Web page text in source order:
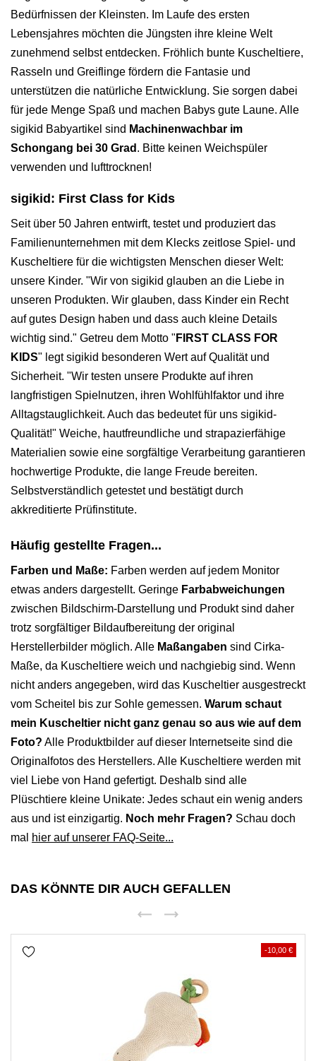
Bedürfnissen der Kleinsten. Im Laufe des ersten
Lebensjahres möchten die Jüngsten ihre kleine Welt
zunehmend selbst entdecken. Fröhlich bunte Kuscheltiere,
Rasseln und Greiflinge fördern die Fantasie und
unterstützen die natürliche Entwicklung. Sie sorgen dabei
für jede Menge Spaß und machen Babys gute Laune. Alle
sigikid Babyartikel sind Machinenwachbar im
Schongang bei 30 Grad . Bitte keinen Weichspüler
verwenden und lufttrocknen!
sigikid: First Class for Kids
Seit über 50 Jahren entwirft, testet und produziert das
Familienunternehmen mit dem Klecks zeitlose Spiel- und
Kuscheltiere für die wichtigsten Menschen dieser Welt:
unsere Kinder. "Wir von sigikid glauben an die Liebe in
unseren Produkten. Wir glauben, dass Kinder ein Recht
auf gutes Design haben und dass auch kleine Details
wichtig sind." Getreu dem Motto " FIRST CLASS FOR
KIDS" legt sigikid besonderen Wert auf Qualität und
Sicherheit. "Wir testen unsere Produkte auf ihren
langfristigen Spielnutzen, ihren Wohlfühlfaktor und ihre
Alltagstauglichkeit. Auch das bedeutet für uns sigikid-
Qualität!" Weiche, hautfreundliche und strapazierfähige
Materialien sowie eine sorgfältige Verarbeitung garantieren
hochwertige Produkte, die lange Freude bereiten.
Selbstverständlich getestet und bestätigt durch
akkreditierte Prüfinstitute.
Häufig gestellte Fragen...
Farben und Maße: Farben werden auf jedem Monitor
etwas anders dargestellt. Geringe Farbabweichungen
zwischen Bildschirm-Darstellung und Produkt sind daher
trotz sorgfältiger Bildaufbereitung der original
Herstellerbilder möglich. Alle Maßangaben sind Cirka-
Maße, da Kuscheltiere weich und nachgiebig sind. Wenn
nicht anders angegeben, wird das Kuscheltier ausgestreckt
vom Scheitel bis zur Sohle gemessen. Warum schaut
mein Kuscheltier nicht ganz genau so aus wie auf dem
Foto? Alle Produktbilder auf dieser Internetseite sind die
Originalfotos des Herstellers. Alle Kuscheltiere werden mit
viel Liebe von Hand gefertigt. Deshalb sind alle
Plüschtiere kleine Unikate: Jedes schaut ein wenig anders
aus und ist einzigartig. Noch mehr Fragen? Schau doch
mal
hier auf unserer FAQ-Seite...
DAS KÖNNTE DIR AUCH GEFALLEN
-10,00 €